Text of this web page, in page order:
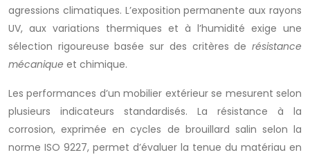
agressions climatiques. L’exposition permanente aux rayons
UV, aux variations thermiques et à l’humidité exige une
sélection rigoureuse basée sur des critères de résistance
mécanique et chimique.
Les performances d’un mobilier extérieur se mesurent selon
plusieurs indicateurs standardisés. La résistance à la
corrosion, exprimée en cycles de brouillard salin selon la
norme ISO 9227, permet d’évaluer la tenue du matériau en